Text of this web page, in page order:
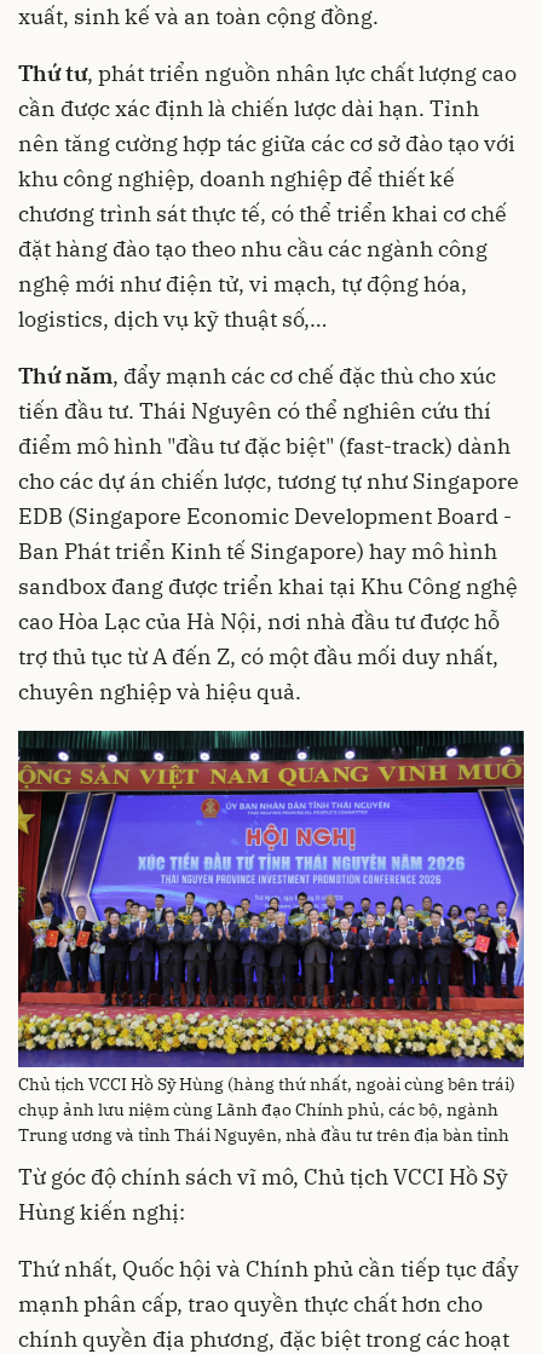
xuất, sinh kế và an toàn cộng đồng.
Thứ tư, phát triển nguồn nhân lực chất lượng cao
cần được xác định là chiến lược dài hạn. Tỉnh
nên tăng cường hợp tác giữa các cơ sở đào tạo với
khu công nghiệp, doanh nghiệp để thiết kế
chương trình sát thực tế, có thể triển khai cơ chế
đặt hàng đào tạo theo nhu cầu các ngành công
nghệ mới như điện tử, vi mạch, tự động hóa,
logistics, dịch vụ kỹ thuật số,…
Thứ năm, đẩy mạnh các cơ chế đặc thù cho xúc
tiến đầu tư. Thái Nguyên có thể nghiên cứu thí
điểm mô hình "đầu tư đặc biệt" (fast-track) dành
cho các dự án chiến lược, tương tự như Singapore
EDB (Singapore Economic Development Board -
Ban Phát triển Kinh tế Singapore) hay mô hình
sandbox đang được triển khai tại Khu Công nghệ
cao Hòa Lạc của Hà Nội, nơi nhà đầu tư được hỗ
trợ thủ tục từ A đến Z, có một đầu mối duy nhất,
chuyên nghiệp và hiệu quả.
Chủ tịch VCCI Hồ Sỹ Hùng (hàng thứ nhất, ngoài cùng bên trái)
chụp ảnh lưu niệm cùng Lãnh đạo Chính phủ, các bộ, ngành
Trung ương và tỉnh Thái Nguyên, nhà đầu tư trên địa bàn tỉnh
Từ góc độ chính sách vĩ mô, Chủ tịch VCCI Hồ Sỹ
Hùng kiến nghị:
Thứ nhất, Quốc hội và Chính phủ cần tiếp tục đẩy
mạnh phân cấp, trao quyền thực chất hơn cho
chính quyền địa phương, đặc biệt trong các hoạt